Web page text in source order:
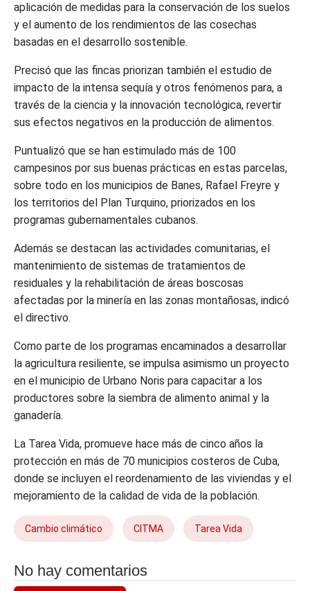
aplicación de medidas para la conservación de los suelos
y el aumento de los rendimientos de las cosechas
basadas en el desarrollo sostenible.
Precisó que las fincas priorizan también el estudio de
impacto de la intensa sequía y otros fenómenos para, a
través de la ciencia y la innovación tecnológica, revertir
sus efectos negativos en la producción de alimentos.
Puntualizó que se han estimulado más de 100
campesinos por sus buenas prácticas en estas parcelas,
sobre todo en los municipios de Banes, Rafael Freyre y
los territorios del Plan Turquino, priorizados en los
programas gubernamentales cubanos.
Además se destacan las actividades comunitarias, el
mantenimiento de sistemas de tratamientos de
residuales y la rehabilitación de áreas boscosas
afectadas por la minería en las zonas montañosas, indicó
el directivo.
Como parte de los programas encaminados a desarrollar
la agricultura resiliente, se impulsa asimismo un proyecto
en el municipio de Urbano Noris para capacitar a los
productores sobre la siembra de alimento animal y la
ganadería.
La Tarea Vida, promueve hace más de cinco años la
protección en más de 70 municipios costeros de Cuba,
donde se incluyen el reordenamiento de las viviendas y el
mejoramiento de la calidad de vida de la población.
Cambio climático CITMA Tarea Vida
No hay comentarios